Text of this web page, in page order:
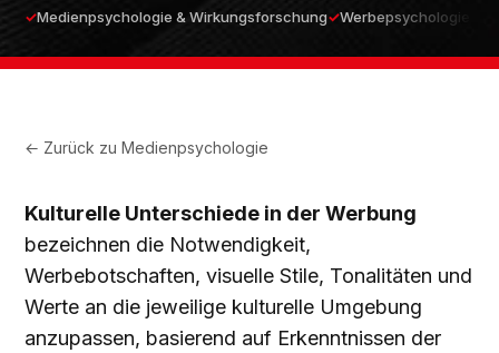
Medienpsychologie & Wirkungsforschung Werbepsychologie &
← Zurück zuMedienpsychologie
Kulturelle Unterschiede in der Werbung
bezeichnen die Notwendigkeit,
Werbebotschaften, visuelle Stile, Tonalitäten und
Werte an die jeweilige kulturelle Umgebung
anzupassen, basierend auf Erkenntnissen der